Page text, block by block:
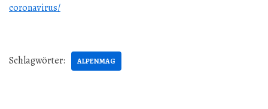
coronavirus/
Schlagwörter: ALPENMAG